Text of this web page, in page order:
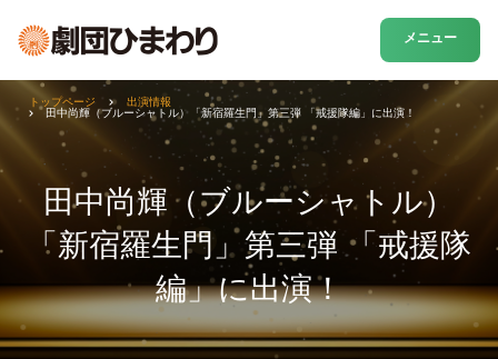
メニュー
田中尚輝（ブルーシャトル）
「新宿羅生門」第三弾 「戒援隊
編」に出演！
トップページ
出演情報
田中尚輝（ブルーシャトル）「新宿羅生門」第三弾 「戒援隊編」に出演！